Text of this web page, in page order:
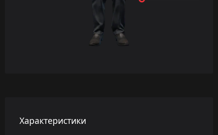
Характеристики